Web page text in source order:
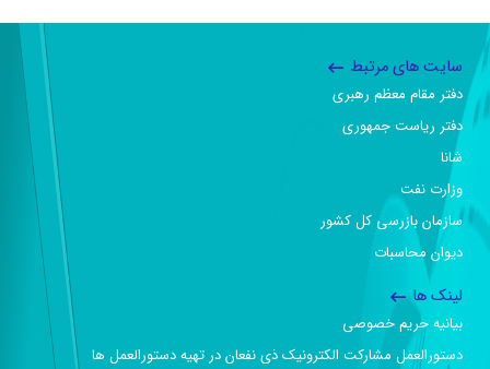
سایت های مرتبط
دفتر مقام معظم رهبری
دفتر ریاست جمهوری
شانا
وزارت نفت
سازمان بازرسی کل کشور
دیوان محاسبات
لینک ها
بیانیه حریم خصوصی
دستورالعمل مشارکت الکترونیک ذی نفعان در تهیه دستورالعمل ها